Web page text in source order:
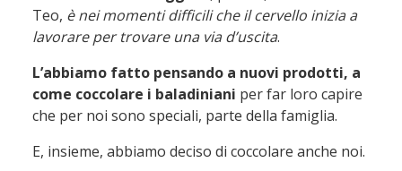
Teo, è nei momenti difficili che il cervello inizia a
lavorare per trovare una via d’uscita.
L’abbiamo fatto pensando a nuovi prodotti, a
come coccolare i baladiniani per far loro capire
che per noi sono speciali, parte della famiglia.
E, insieme, abbiamo deciso di coccolare anche noi.